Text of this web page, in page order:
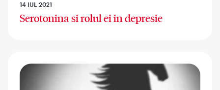
14 IUL 2021
Serotonina si rolul ei in depresie